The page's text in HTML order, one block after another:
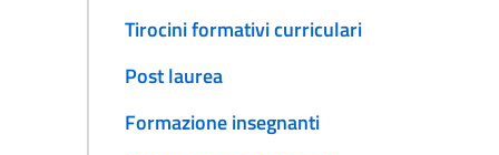
Tirocini formativi curriculari
Post laurea
Formazione insegnanti